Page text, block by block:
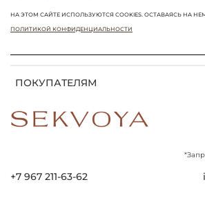
ПОКУПАТЕЛЯМ
НА ЭТОМ САЙТЕ ИСПОЛЬЗУЮТСЯ COOKIES. ОСТАВАЯСЬ НА
ПОЛИТИКОЙ КОНФИДЕНЦИАЛЬНОСТИ
+7 967 211-63-62